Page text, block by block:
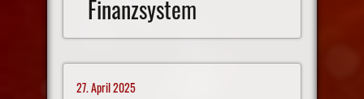
Finanzsystem
27. April 2025